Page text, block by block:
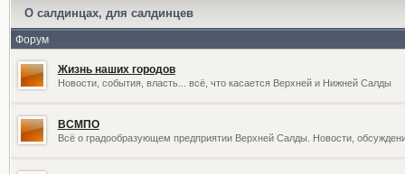
О салдинцах, для салдинцев
Форум
Жизнь наших городов
Новости, события, власть... всё, что касается Верхней и Нижней Салды
ВСМПО
Всё о градообразующем предприятии Верхней Салды. Новости,